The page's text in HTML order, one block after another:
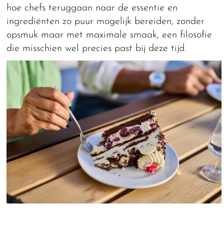
hoe chefs teruggaan naar de essentie en
ingrediënten zo puur mogelijk bereiden, zonder
opsmuk maar met maximale smaak, een filosofie
die misschien wel precies past bij deze tijd.